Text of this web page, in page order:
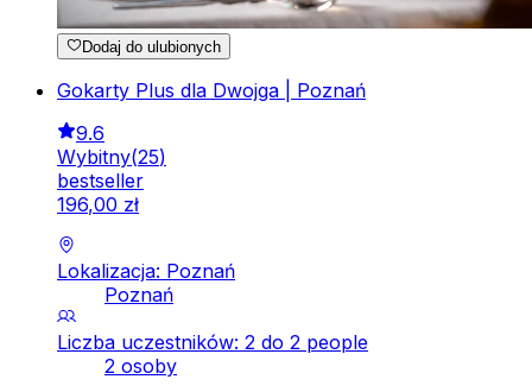
Dodaj do ulubionych
Gokarty Plus dla Dwojga | Poznań
9.6
Wybitny(25)
bestseller
196,00 zł
Lokalizacja: Poznań
Poznań
Liczba uczestników: 2 do 2 people
2 osoby